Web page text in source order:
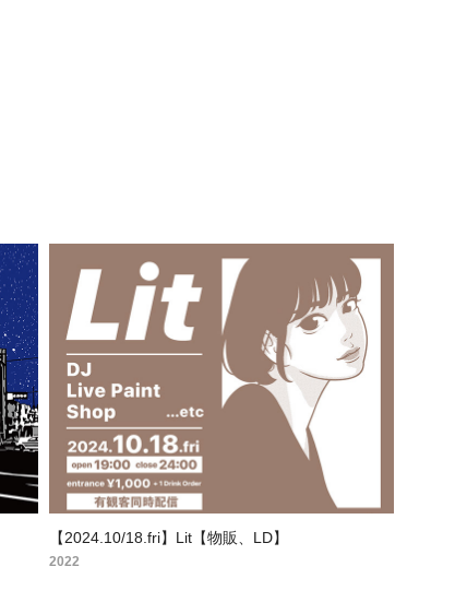
【2024.10/18.fri】Lit【物販、LD】
2022